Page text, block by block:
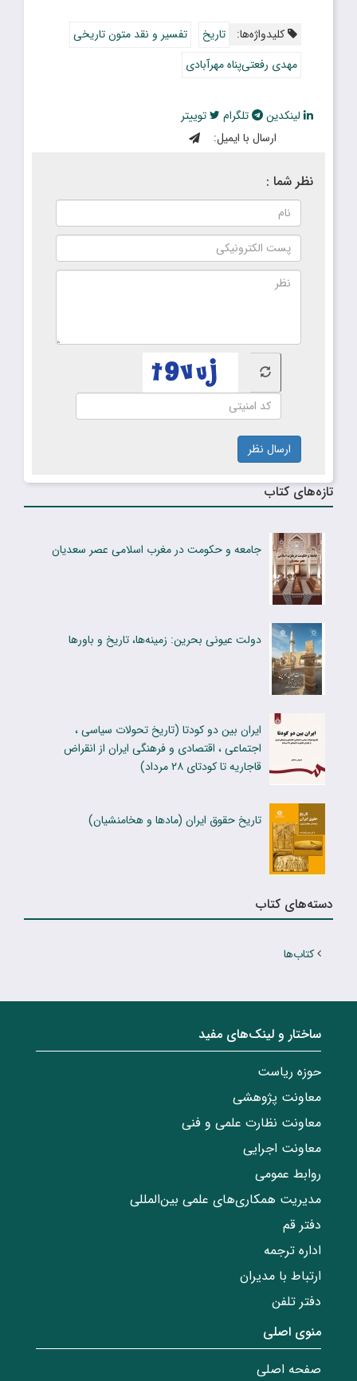
کلیدواژه‌ها: تاریخ
تفسیر و نقد متون تاریخی
مهدی رفعتی‌پناه مهرآبادی
لینکدین تلگرام
توییتر
ارسال با ایمیل:
نظر شما :
ارسال نظر
تازه‌های کتاب
جامعه و حکومت در مغرب اسلامی عصر سعدیان
دولت عیونی بحرین: زمینه‌ها، تاریخ و باورها
ایران بین دو کودتا (تاریخ تحولات سیاسی ،
اجتماعی ، اقتصادی و فرهنگی ایران از انقراض
قاجاریه تا کودتای ۲۸ مرداد)
تاریخ حقوق ایران (مادها و هخامنشیان)
دسته‌های کتاب
کتاب‌ها
ساختار‌‌ و‌‌ لینک‌های مفید
حوزه ریاست
معاونت پژوهشی
معاونت نظارت علمی و فنی
معاونت اجرایی
روابط عمومی
مدیریت همکاری‌های علمی بین‌المللی
دفتر قم
اداره ترجمه
ارتباط با مدیران
دفتر تلفن
منوی اصلی
صفحه اصلی